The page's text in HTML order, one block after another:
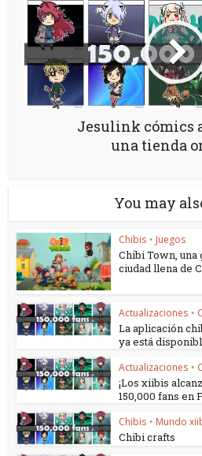
Jesulink cómics
una tienda
You may
Chibis • Juegos
Chibi Town, una
ciudad llena de
Actualizaciones •
La aplicación
ya está
Actualizaciones •
¡Los xiibis
150,000 fans en
Chibis • Mundo
Chibi crafts